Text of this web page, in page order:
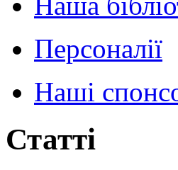
Персоналії
Наші
Статті